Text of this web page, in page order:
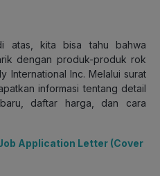
atas, kita bisa tahu bahwa
dengan produk-produk rok
International Inc. Melalui surat
informasi tentang detail
daftar harga, dan cara
Application Letter (Cover